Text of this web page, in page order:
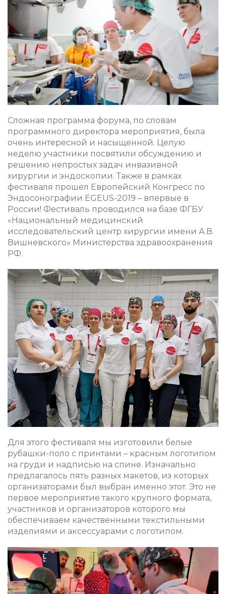
Сложная программа форума, по словам
программного директора мероприятия, была
очень интересной и насыщенной. Целую
неделю участники посвятили обсуждению и
решению непростых задач инвазивной
хирургии и эндоскопии. Также в рамках
фестиваля прошел Европейский Конгресс по
Эндосонографии EGEUS-2019 – впервые в
России! Фестиваль проводился на базе ФГБУ
«Национальный медицинский
исследовательский центр хирургии имени А.В.
Вишневского» Министерства здравоохранения
РФ.
Для этого фестиваля мы изготовили белые
рубашки-поло с принтами – красным логотипом
на груди и надписью на спине. Изначально
предлагалось пять разных макетов, из которых
организаторами был выбран именно этот. Это не
первое мероприятие такого крупного формата,
участников и организаторов которого мы
обеспечиваем качественными текстильными
изделиями и аксессуарами с логотипом.